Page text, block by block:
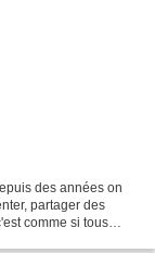
des années on
partager des
comme si tous